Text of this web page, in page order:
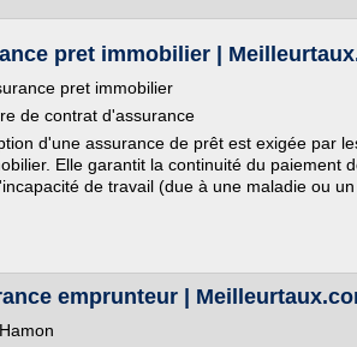
pret immobilier |
pret immobilier
de contrat d'assurance
d'une assurance de prêt est exigée par
Elle garantit la continuité du paiement
de travail (due à une maladie ou
emprunteur |